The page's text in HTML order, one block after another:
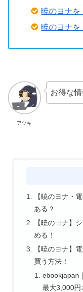
暁のヨナを
暁のヨナを
アツキ
お得な
【暁のヨナ・
ある？
【暁のヨナ】
める！
【暁のヨナ】
買う方法！
ebookjapan
最大3,000円